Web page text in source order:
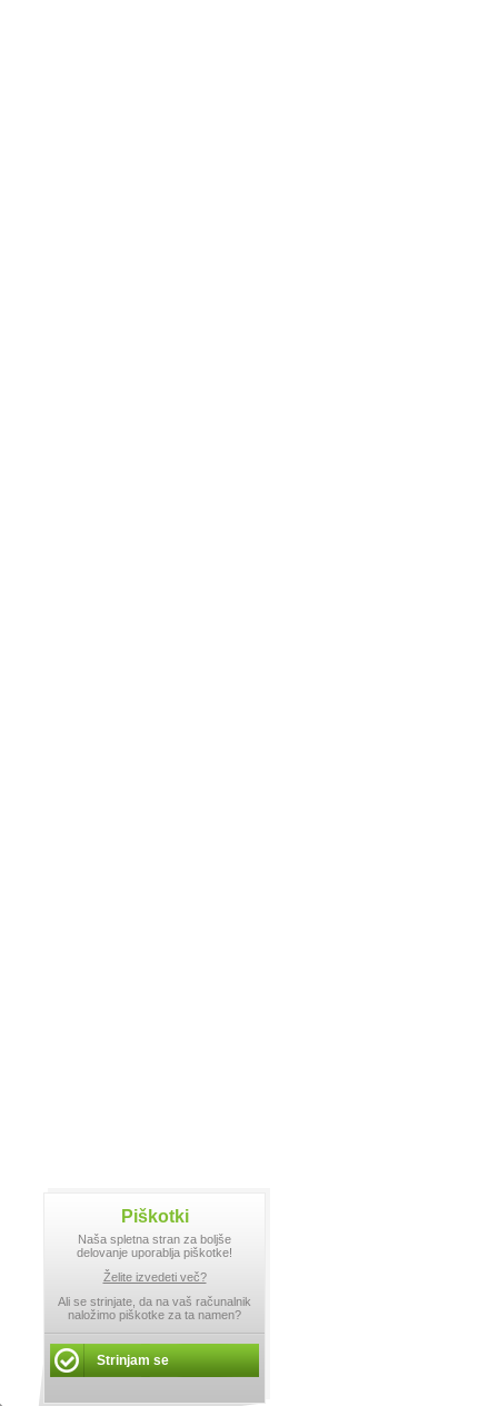
Piškotki
Naša spletna stran za boljše
delovanje uporablja piškotke!
Želite izvedeti več?
Ali se strinjate, da na vaš računalnik
naložimo piškotke za ta namen?
Strinjam se